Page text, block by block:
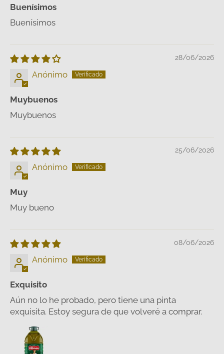
Buenísimos
Buenísimos
28/06/2026
Anónimo
Muybuenos
Muybuenos
25/06/2026
Anónimo
Muy
Muy bueno
08/06/2026
Anónimo
Exquisito
Aún no lo he probado, pero tiene una pinta
exquisita. Estoy segura de que volveré a comprar.